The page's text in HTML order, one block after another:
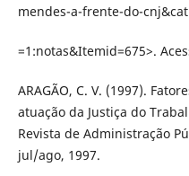
mendes-a-frente-do-
=1:notas&Itemid=675>.
ARAGÃO, C. V. (1997).
atuação da Justiça do
Revista de Administração
jul/ago, 1997.